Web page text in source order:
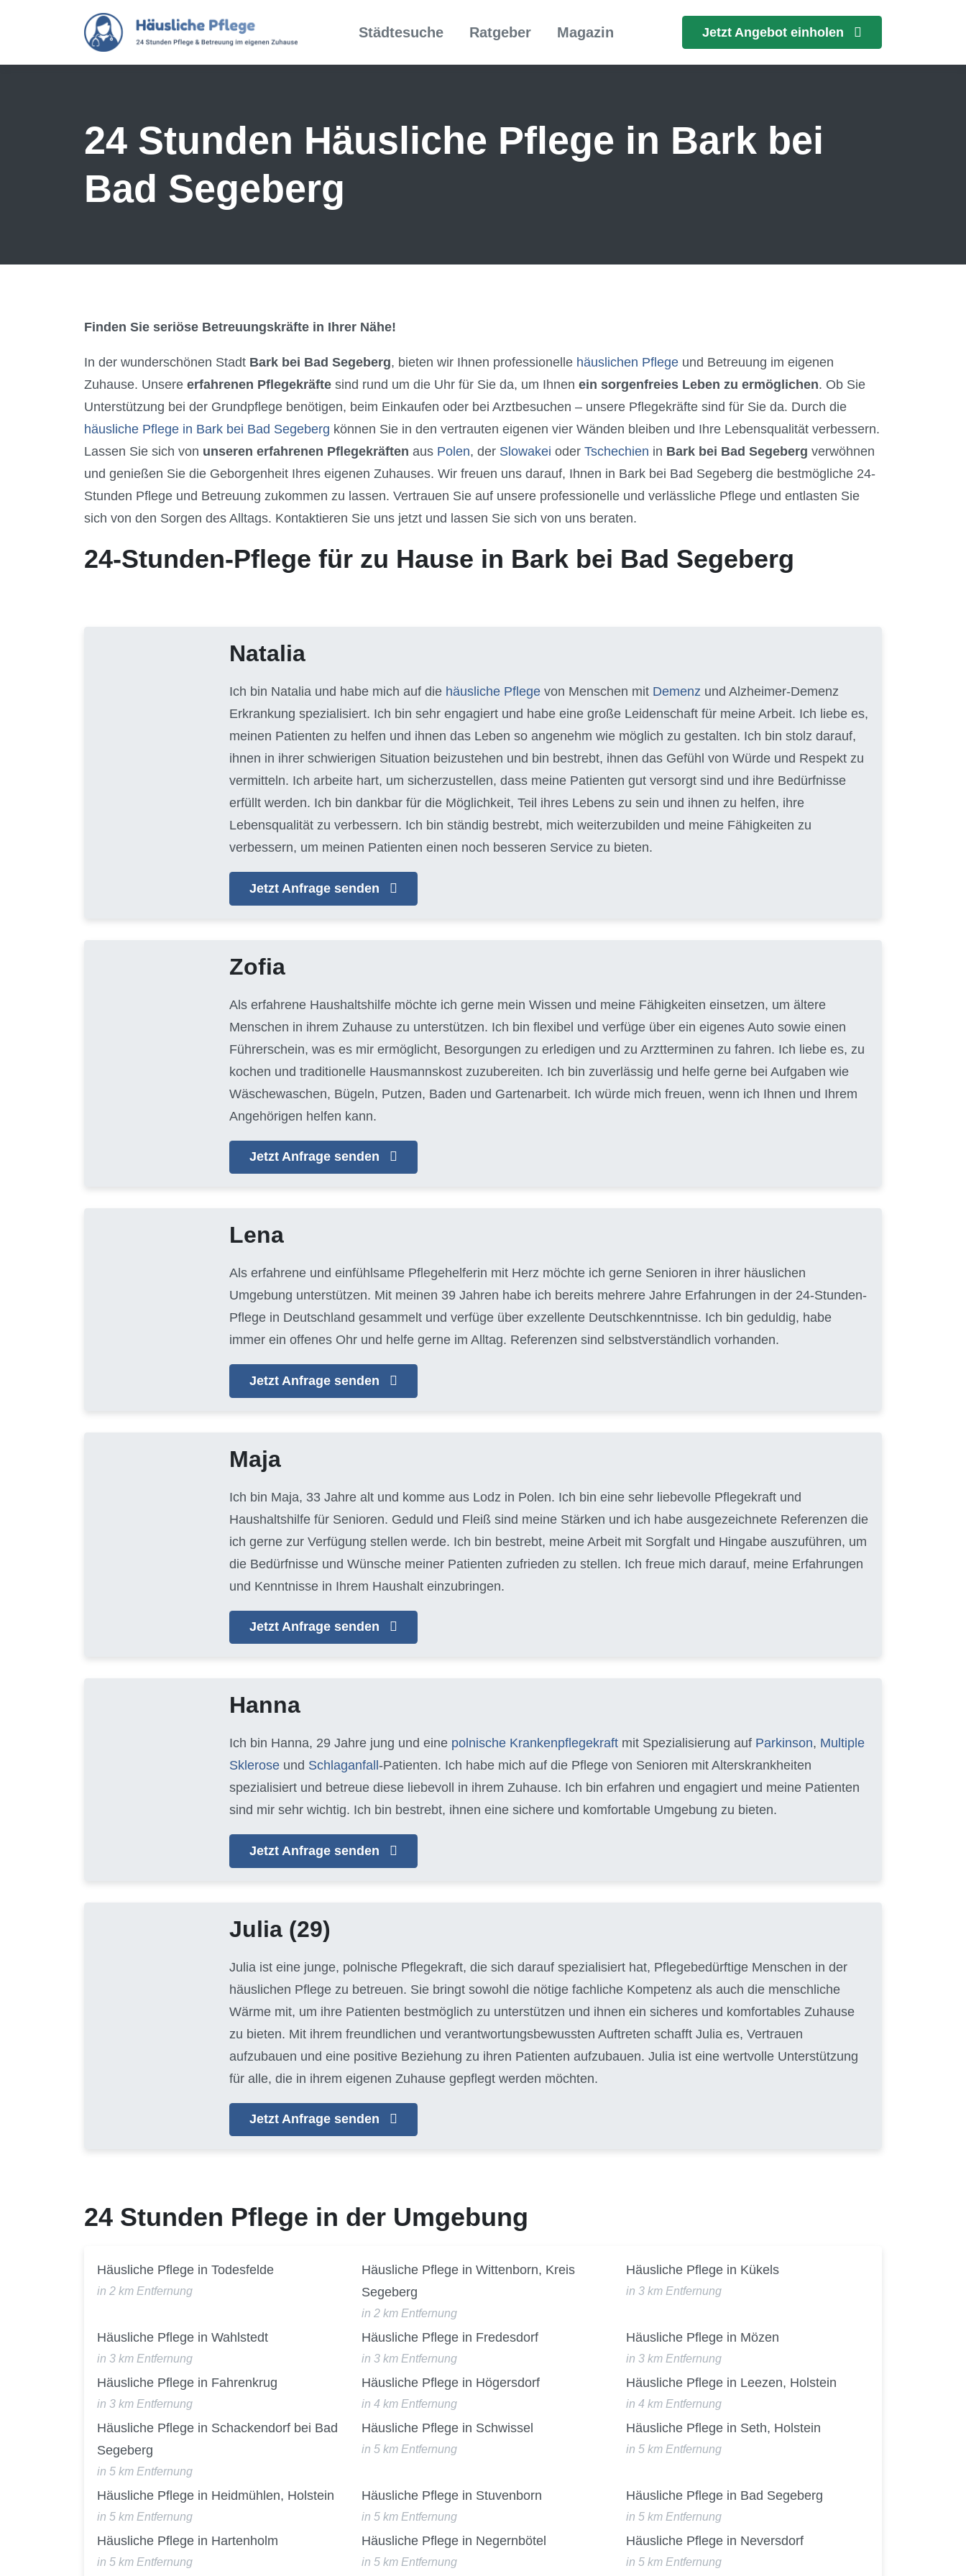
Skip to main content
Städtesuche Ratgeber Magazin Jetzt Angebot einholen
24 Stunden Häusliche Pflege in Bark bei
Bad Segeberg
Finden Sie seriöse Betreuungskräfte in Ihrer Nähe!
In der wunderschönen Stadt Bark bei Bad Segeberg, bieten wir Ihnen professionelle häuslichen Pflege und Betreuung im eigenen
Zuhause. Unsere erfahrenen Pflegekräfte sind rund um die Uhr für Sie da, um Ihnen ein sorgenfreies Leben zu ermöglichen. Ob Sie
Unterstützung bei der Grundpflege benötigen, beim Einkaufen oder bei Arztbesuchen – unsere Pflegekräfte sind für Sie da. Durch die
häusliche Pflege in Bark bei Bad Segeberg können Sie in den vertrauten eigenen vier Wänden bleiben und Ihre Lebensqualität verbessern.
Lassen Sie sich von unseren erfahrenen Pflegekräften aus Polen, der Slowakei oder Tschechien in Bark bei Bad Segeberg verwöhnen
und genießen Sie die Geborgenheit Ihres eigenen Zuhauses. Wir freuen uns darauf, Ihnen in Bark bei Bad Segeberg die bestmögliche 24-
Stunden Pflege und Betreuung zukommen zu lassen. Vertrauen Sie auf unsere professionelle und verlässliche Pflege und entlasten Sie
sich von den Sorgen des Alltags. Kontaktieren Sie uns jetzt und lassen Sie sich von uns beraten.
24-Stunden-Pflege für zu Hause in Bark bei Bad Segeberg
Natalia
Ich bin Natalia und habe mich auf die häusliche Pflege von Menschen mit Demenz und Alzheimer-Demenz
Erkrankung spezialisiert. Ich bin sehr engagiert und habe eine große Leidenschaft für meine Arbeit. Ich liebe es,
meinen Patienten zu helfen und ihnen das Leben so angenehm wie möglich zu gestalten. Ich bin stolz darauf,
ihnen in ihrer schwierigen Situation beizustehen und bin bestrebt, ihnen das Gefühl von Würde und Respekt zu
vermitteln. Ich arbeite hart, um sicherzustellen, dass meine Patienten gut versorgt sind und ihre Bedürfnisse
erfüllt werden. Ich bin dankbar für die Möglichkeit, Teil ihres Lebens zu sein und ihnen zu helfen, ihre
Lebensqualität zu verbessern. Ich bin ständig bestrebt, mich weiterzubilden und meine Fähigkeiten zu
verbessern, um meinen Patienten einen noch besseren Service zu bieten.
Jetzt Anfrage senden
Zofia
Als erfahrene Haushaltshilfe möchte ich gerne mein Wissen und meine Fähigkeiten einsetzen, um ältere
Menschen in ihrem Zuhause zu unterstützen. Ich bin flexibel und verfüge über ein eigenes Auto sowie einen
Führerschein, was es mir ermöglicht, Besorgungen zu erledigen und zu Arztterminen zu fahren. Ich liebe es, zu
kochen und traditionelle Hausmannskost zuzubereiten. Ich bin zuverlässig und helfe gerne bei Aufgaben wie
Wäschewaschen, Bügeln, Putzen, Baden und Gartenarbeit. Ich würde mich freuen, wenn ich Ihnen und Ihrem
Angehörigen helfen kann.
Jetzt Anfrage senden
Lena
Als erfahrene und einfühlsame Pflegehelferin mit Herz möchte ich gerne Senioren in ihrer häuslichen
Umgebung unterstützen. Mit meinen 39 Jahren habe ich bereits mehrere Jahre Erfahrungen in der 24-Stunden-
Pflege in Deutschland gesammelt und verfüge über exzellente Deutschkenntnisse. Ich bin geduldig, habe
immer ein offenes Ohr und helfe gerne im Alltag. Referenzen sind selbstverständlich vorhanden.
Jetzt Anfrage senden
Maja
Ich bin Maja, 33 Jahre alt und komme aus Lodz in Polen. Ich bin eine sehr liebevolle Pflegekraft und
Haushaltshilfe für Senioren. Geduld und Fleiß sind meine Stärken und ich habe ausgezeichnete Referenzen die
ich gerne zur Verfügung stellen werde. Ich bin bestrebt, meine Arbeit mit Sorgfalt und Hingabe auszuführen, um
die Bedürfnisse und Wünsche meiner Patienten zufrieden zu stellen. Ich freue mich darauf, meine Erfahrungen
und Kenntnisse in Ihrem Haushalt einzubringen.
Jetzt Anfrage senden
Hanna
Ich bin Hanna, 29 Jahre jung und eine polnische Krankenpflegekraft mit Spezialisierung auf Parkinson, Multiple
Sklerose und Schlaganfall -Patienten. Ich habe mich auf die Pflege von Senioren mit Alterskrankheiten
spezialisiert und betreue diese liebevoll in ihrem Zuhause. Ich bin erfahren und engagiert und meine Patienten
sind mir sehr wichtig. Ich bin bestrebt, ihnen eine sichere und komfortable Umgebung zu bieten.
Jetzt Anfrage senden
Julia (29)
Julia ist eine junge, polnische Pflegekraft, die sich darauf spezialisiert hat, Pflegebedürftige Menschen in der
häuslichen Pflege zu betreuen. Sie bringt sowohl die nötige fachliche Kompetenz als auch die menschliche
Wärme mit, um ihre Patienten bestmöglich zu unterstützen und ihnen ein sicheres und komfortables Zuhause
zu bieten. Mit ihrem freundlichen und verantwortungsbewussten Auftreten schafft Julia es, Vertrauen
aufzubauen und eine positive Beziehung zu ihren Patienten aufzubauen. Julia ist eine wertvolle Unterstützung
für alle, die in ihrem eigenen Zuhause gepflegt werden möchten.
Jetzt Anfrage senden
24 Stunden Pflege in der Umgebung
Häusliche Pflege in Todesfelde
in 2 km Entfernung
Häusliche Pflege in Wittenborn, Kreis
Segeberg
in 2 km Entfernung
Häusliche Pflege in Kükels
in 3 km Entfernung
Häusliche Pflege in Wahlstedt
in 3 km Entfernung
Häusliche Pflege in Fredesdorf
in 3 km Entfernung
Häusliche Pflege in Mözen
in 3 km Entfernung
Häusliche Pflege in Fahrenkrug
in 3 km Entfernung
Häusliche Pflege in Högersdorf
in 4 km Entfernung
Häusliche Pflege in Leezen, Holstein
in 4 km Entfernung
Häusliche Pflege in Schackendorf bei Bad
Segeberg
in 5 km Entfernung
Häusliche Pflege in Schwissel
in 5 km Entfernung
Häusliche Pflege in Seth, Holstein
in 5 km Entfernung
Häusliche Pflege in Heidmühlen, Holstein
in 5 km Entfernung
Häusliche Pflege in Stuvenborn
in 5 km Entfernung
Häusliche Pflege in Bad Segeberg
in 5 km Entfernung
Häusliche Pflege in Hartenholm
in 5 km Entfernung
Häusliche Pflege in Negernbötel
in 5 km Entfernung
Häusliche Pflege in Neversdorf
in 5 km Entfernung